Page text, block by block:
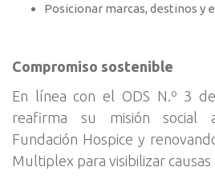
Posicionar marcas, destinos y
Compromiso sostenible
En línea con el ODS N.º 3
reafirma su misión social
Fundación Hospice y
Multiplex para visibilizar